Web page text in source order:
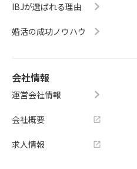
IBJが選ばれる理由
婚活の成功ノウハウ
会社情報
運営会社情報
会社概要
求人情報